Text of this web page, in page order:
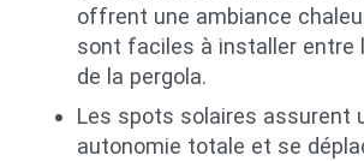
offrent une ambiance
sont faciles à installer entre
de la pergola.
Les spots solaires assurent
autonomie totale et se